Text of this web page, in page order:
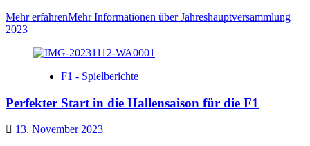
Mehr erfahrenMehr Informationen über Jahreshauptversammlung
2023
F1 - Spielberichte
Perfekter Start in die Hallensaison für die F1
13. November 2023